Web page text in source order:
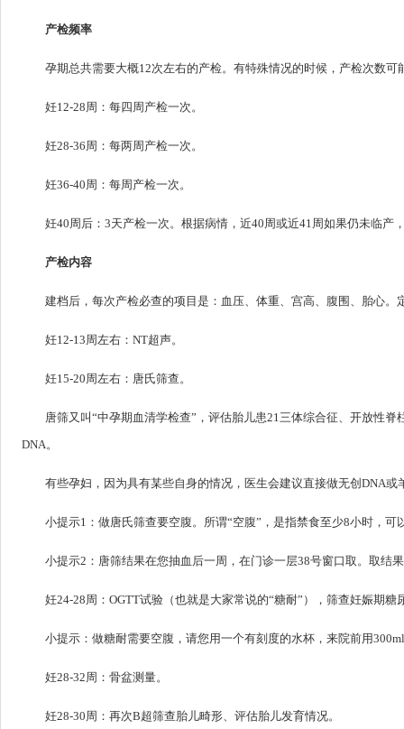
产检频率
孕期总共需要大概12次左右的产检。有特殊情况的时候，产检次数可
妊12-28周：每四周产检一次。
妊28-36周：每两周产检一次。
妊36-40周：每周产检一次。
妊40周后：3天产检一次。根据病情，近40周或近41周如果仍未临产
产检内容
建档后，每次产检必查的项目是：血压、体重、宫高、腹围、胎心
妊12-13周左右：NT超声。
妊15-20周左右：唐氏筛查。
唐筛又叫“中孕期血清学检查”，评估胎儿患21三体综合征、开放性
DNA。
有些孕妇，因为具有某些自身的情况，医生会建议直接做无创DNA或
小提示1：做唐氏筛查要空腹。所谓“空腹”，是指禁食至少8小时，
小提示2：唐筛结果在您抽血后一周，在门诊一层38号窗口取。取结
妊24-28周：OGTT试验（也就是大家常说的“糖耐”），筛查妊娠期糖
小提示：做糖耐需要空腹，请您用一个有刻度的水杯，来院前用
妊28-32周：骨盆测量。
妊28-30周：再次B超筛查胎儿畸形、评估胎儿发育情况。